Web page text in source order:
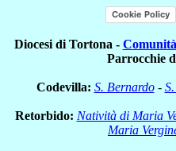
Cookie Policy
Diocesi di Tortona -
Parrocchie
Codevilla: S. Bernardo-
Retorbido: Natività di Maria
Maria